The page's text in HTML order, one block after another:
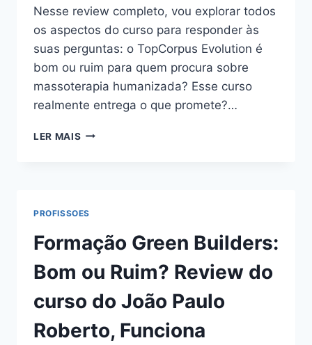
Nesse review completo, vou explorar todos
os aspectos do curso para responder às
suas perguntas: o TopCorpus Evolution é
bom ou ruim para quem procura sobre
massoterapia humanizada? Esse curso
realmente entrega o que promete?…
LER MAIS TOPCORPUS
CURSO
DA
MARTHA,
FUNCIONA
MESMO?
HOTMART
É
PROFISSOES
Formação Green Builders:
Bom ou Ruim? Review do
curso do João Paulo
Roberto, Funciona